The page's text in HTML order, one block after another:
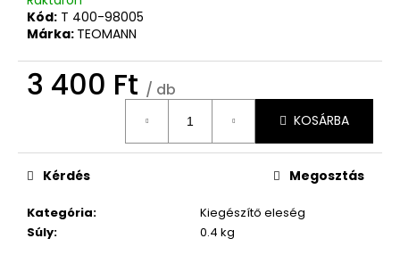
Kód: T 400-98005
Márka: TEOMANN
3 400 Ft / db
KOSÁRBA
Kategória:
Kiegészítő eleség
Súly: 0.4 kg
Kérdés Megosztás